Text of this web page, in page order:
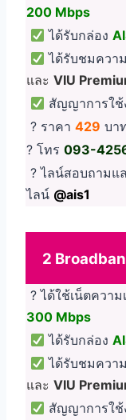
200 Mbps
ได้รับกล่อง
ได้รับชมควา
และ VIU
สัญญาการใช้
? ราคา 429 บา
? โทร 093-
? ไลน์สอบถามแ
ไลน์ @ais1
2
? ได้ใช้เน็ตความ
300 Mbps
ได้รับกล่อง
ได้รับชมควา
และ VIU
สัญญาการใช้